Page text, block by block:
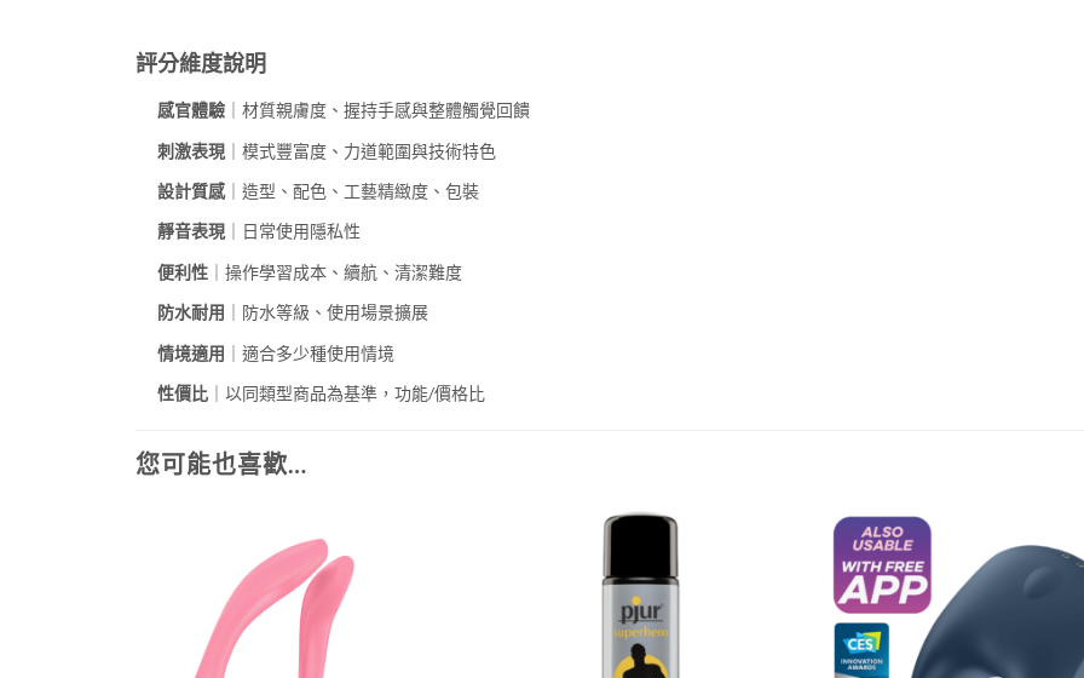
評分維度說明
感官體驗 ｜材質親膚度、握持手感與整體觸覺回饋
刺激表現 ｜模式豐富度、力道範圍與技術特色
設計質感｜造型、配色、工藝精緻度、包裝
靜音表現 ｜日常使用隱私性
便利性 ｜操作學習成本、續航、清潔難度
防水耐用 ｜防水等級、使用場景擴展
情境適用 ｜適合多少種使用情境
性價比 ｜以同類型商品為基準，功能/價格比
您可能也喜歡…